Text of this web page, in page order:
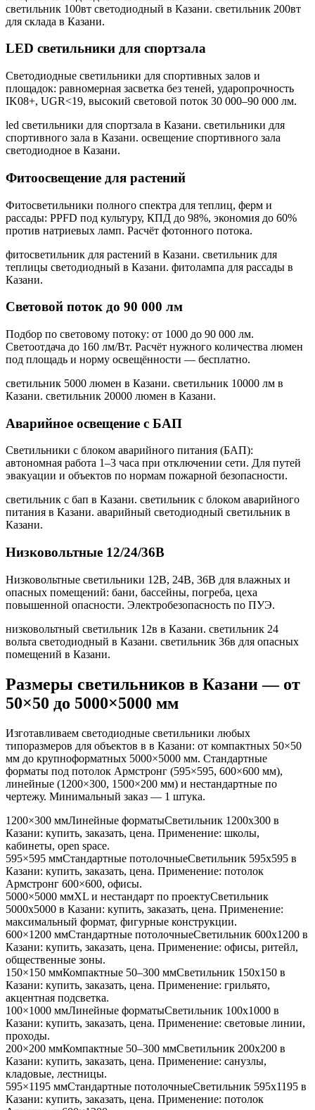
светильник 100вт светодиодный в Казани. светильник 200вт
для склада в Казани.
LED светильники для спортзала
Светодиодные светильники для спортивных залов и
площадок: равномерная засветка без теней, ударопрочность
IK08+, UGR<19, высокий световой поток 30 000–90 000 лм.
led светильники для спортзала в Казани. светильники для
спортивного зала в Казани. освещение спортивного зала
светодиодное в Казани.
Фитоосвещение для растений
Фитосветильники полного спектра для теплиц, ферм и
рассады: PPFD под культуру, КПД до 98%, экономия до 60%
против натриевых ламп. Расчёт фотонного потока.
фитосветильник для растений в Казани. светильник для
теплицы светодиодный в Казани. фитолампа для рассады в
Казани.
Световой поток до 90 000 лм
Подбор по световому потоку: от 1000 до 90 000 лм.
Светоотдача до 160 лм/Вт. Расчёт нужного количества люмен
под площадь и норму освещённости — бесплатно.
светильник 5000 люмен в Казани. светильник 10000 лм в
Казани. светильник 20000 люмен в Казани.
Аварийное освещение с БАП
Светильники с блоком аварийного питания (БАП):
автономная работа 1–3 часа при отключении сети. Для путей
эвакуации и объектов по нормам пожарной безопасности.
светильник с бап в Казани. светильник с блоком аварийного
питания в Казани. аварийный светодиодный светильник в
Казани.
Низковольтные 12/24/36В
Низковольтные светильники 12В, 24В, 36В для влажных и
опасных помещений: бани, бассейны, погреба, цеха
повышенной опасности. Электробезопасность по ПУЭ.
низковольтный светильник 12в в Казани. светильник 24
вольта светодиодный в Казани. светильник 36в для опасных
помещений в Казани.
Размеры светильников в Казани— от
50×50 до 5000×5000 мм
Изготавливаем светодиодные светильники любых
типоразмеров для объектов в в Казани: от компактных 50×50
мм до крупноформатных 5000×5000 мм. Стандартные
форматы под потолок Армстронг (595×595, 600×600 мм),
линейные (1200×300, 1500×200 мм) и нестандартные по
чертежу. Минимальный заказ — 1 штука.
1200×300 ммЛинейные форматыСветильник 1200x300 в
Казани: купить, заказать, цена. Применение: школы,
кабинеты, open space.
595×595 ммСтандартные потолочныеСветильник 595x595 в
Казани: купить, заказать, цена. Применение: потолок
Армстронг 600×600, офисы.
5000×5000 ммXL и нестандарт по проектуСветильник
5000x5000 в Казани: купить, заказать, цена. Применение:
максимальный формат, фигурные конструкции.
600×1200 ммСтандартные потолочныеСветильник 600x1200 в
Казани: купить, заказать, цена. Применение: офисы, ритейл,
общественные зоны.
150×150 ммКомпактные 50–300 ммСветильник 150x150 в
Казани: купить, заказать, цена. Применение: грильято,
акцентная подсветка.
100×1000 ммЛинейные форматыСветильник 100x1000 в
Казани: купить, заказать, цена. Применение: световые линии,
проходы.
200×200 ммКомпактные 50–300 ммСветильник 200x200 в
Казани: купить, заказать, цена. Применение: санузлы,
кладовые, лестницы.
595×1195 ммСтандартные потолочныеСветильник 595x1195 в
Казани: купить, заказать, цена. Применение: потолок